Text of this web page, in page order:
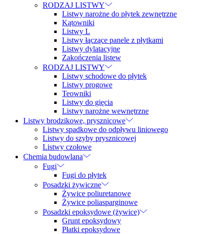
RODZAJ LISTWY
Listwy narożne do płytek zewnętrzne
Kątowniki
Listwy L
Listwy łączące panele z płytkami
Listwy dylatacyjne
Zakończenia listew
RODZAJ LISTWY
Listwy schodowe do płytek
Listwy progowe
Teowniki
Listwy do gięcia
Listwy narożne wewnętrzne
Listwy brodzikowe, prysznicowe
Listwy spadkowe do odpływu liniowego
Listwy do szyby prysznicowej
Listwy czołowe
Chemia budowlana
Fugi
Fugi do płytek
Posadzki żywiczne
Żywice poliuretanowe
Żywice poliasparginowe
Posadzki epoksydowe (żywice)
Grunt epoksydowy
Płatki epoksydowe